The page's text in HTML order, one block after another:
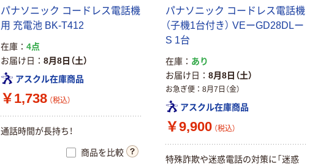
パナソニック コードレス電話機
用 充電池 BK-T412
在庫
4点
お届け日
8月8日（土）
アスクル在庫商品
￥1,738 （税込）
通話時間が長持ち！
商品を比較
パナソニック コードレス電話機
（子機1台付き） VEーGD28DLー
S 1台
在庫
あり
お届け日
8月8日（土）
お急ぎ便 8月7日（金）
アスクル在庫商品
￥9,900 （税込）
特殊詐欺や迷惑電話の対策に「迷惑